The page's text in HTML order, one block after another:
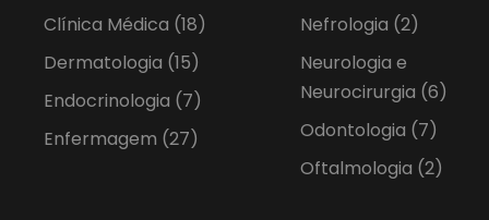
Clínica Médica (18)
Dermatologia (15)
Endocrinologia (7)
Enfermagem (27)
Nefrologia (2)
Neurologia e
Neurocirurgia (6)
Odontologia (7)
Oftalmologia (2)